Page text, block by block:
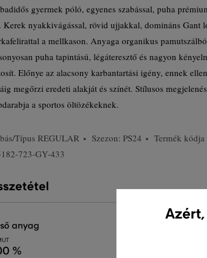
gyermek póló, egyenes szabással, puha
Kerek nyakkivágással, rövid ujjakkal, domináns Gant
a mellkason. Anyaga organikus
puha tapintású, légáteresztő és nagyon
Előnye az alacsony karbantartási igény, ennek
megőrzi eredeti alakját és színét. Stílusos
a sportos öltözékeknek.
Típus REGULAR Szezon: PS24
Termék kódja
723-GY-433
anyag
%